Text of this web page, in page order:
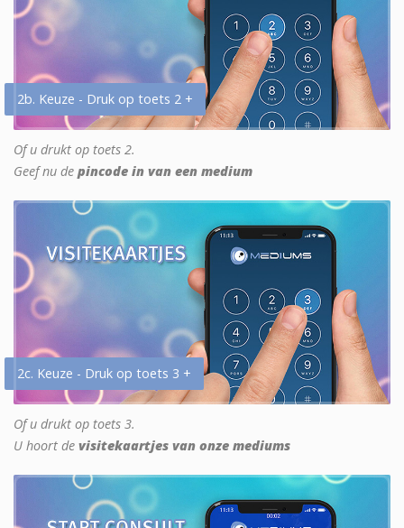
2b. Keuze - Druk op toets 2 +
Of u drukt op toets 2.
Geef nu de pincode in van een medium
2c. Keuze - Druk op toets 3 +
Of u drukt op toets 3.
U hoort de visitekaartjes van onze mediums